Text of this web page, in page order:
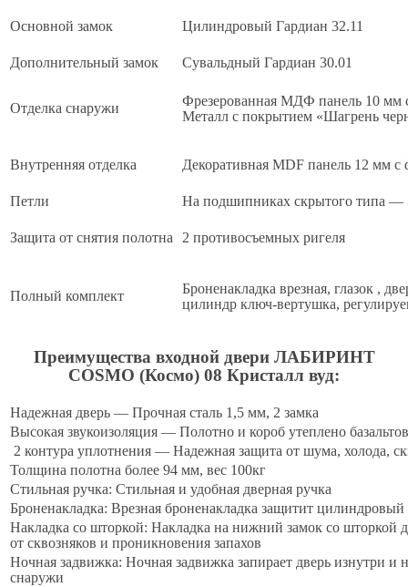
Основной замок Цилиндровый Гардиан 32.11
Дополнительный замок Сувальдный Гардиан 30.01
Отделка снаружи
Фрезерованная МДФ панель 10 мм
Металл с покрытием «Шагрень
Внутренняя отделка Декоративная MDF панель 12 мм с
Петли На подшипниках скрытого типа —
Защита от снятия полотна 2 противосъемных ригеля
Полный комплект
Броненакладка врезная, глазок ,
цилиндр ключ-вертушка,
Преимущества входной двери ЛАБИРИНТ
COSMO (Космо) 08 Кристалл вуд:
Надежная дверь — Прочная сталь 1,5 мм, 2 замка
Высокая звукоизоляция — Полотно и короб утеплено
2 контура уплотнения — Надежная защита от шума, холода,
Толщина полотна более 94 мм, вес 100кг
Стильная ручка: Стильная и удобная дверная ручка
Броненакладка: Врезная броненакладка защитит
Накладка со шторкой: Накладка на нижний замок со шторкой
от сквозняков и проникновения запахов
Ночная задвижка: Ночная задвижка запирает дверь изнутри и
снаружи